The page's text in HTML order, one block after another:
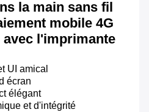
la main sans fil
mobile 4G
l'imprimante
UI amical
écran
élégant
et d'intégrité